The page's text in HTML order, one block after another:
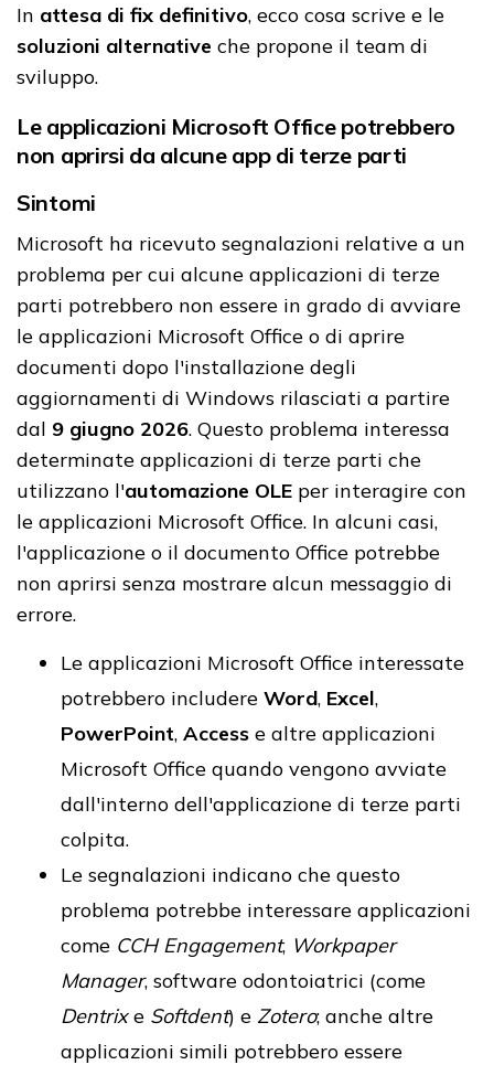
In attesa di fix definitivo, ecco cosa scrive e le
soluzioni alternative che propone il team di
sviluppo.
Le applicazioni Microsoft Office potrebbero
non aprirsi da alcune app di terze parti
Sintomi
Microsoft ha ricevuto segnalazioni relative a un
problema per cui alcune applicazioni di terze
parti potrebbero non essere in grado di avviare
le applicazioni Microsoft Office o di aprire
documenti dopo l'installazione degli
aggiornamenti di Windows rilasciati a partire
dal 9 giugno 2026. Questo problema interessa
determinate applicazioni di terze parti che
utilizzano l'automazione OLE per interagire con
le applicazioni Microsoft Office. In alcuni casi,
l'applicazione o il documento Office potrebbe
non aprirsi senza mostrare alcun messaggio di
errore.
Le applicazioni Microsoft Office interessate
potrebbero includere Word, Excel,
PowerPoint, Access e altre applicazioni
Microsoft Office quando vengono avviate
dall'interno dell'applicazione di terze parti
colpita.
Le segnalazioni indicano che questo
problema potrebbe interessare applicazioni
come CCH Engagement, Workpaper
Manager, software odontoiatrici (come
Dentrixe Softdent) e Zotero; anche altre
applicazioni simili potrebbero essere